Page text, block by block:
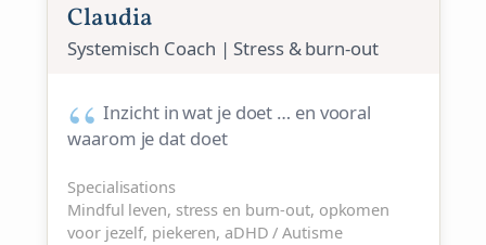
Claudia
Systemisch Coach | Stress & burn-out
Inzicht in wat je doet … en vooral
waarom je dat doet
Specialisations
Mindful leven, stress en burn-out, opkomen
voor jezelf, piekeren, aDHD / Autisme